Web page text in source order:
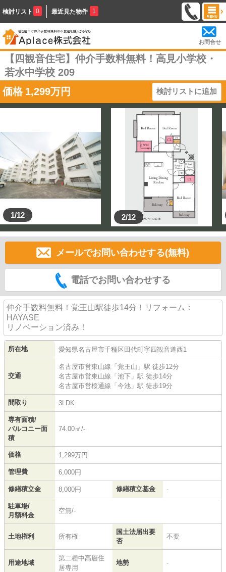
検討リスト 0 最近見た物件 1
お問合せ
【四観音住宅】仲介手数料無料！高見小学校・
若水中学校 209
価格 1,299万円 検討リストに追加
1/12 2/12
メールでお問い合わせする(無料)
電話でお問い合わせする
仲介手数料無料！覚王山駅徒歩14分！リフォーム：
HAYASE
リノベーション済み！
所在地 愛知県名古屋市千種区 田代町字四観音道西1
交通
名古屋市営東山線 「 覚王山 」駅 徒歩12分
名古屋市営東山線 「 池下 」駅 徒歩14分
名古屋市営桜通線 「 今池 」駅 徒歩19分
間取り 3LDK
専有面積/
バルコニー面
積
74.00㎡/-
価格 1,299万円
管理費 6,000円
修繕積立金 8,000円 修繕積立基金 -
駐車場/
月額料金
空無/-
土地権利 所有権
国土法届出要
否
不要
用途地域
第二種中高層住
居専用
地勢 -